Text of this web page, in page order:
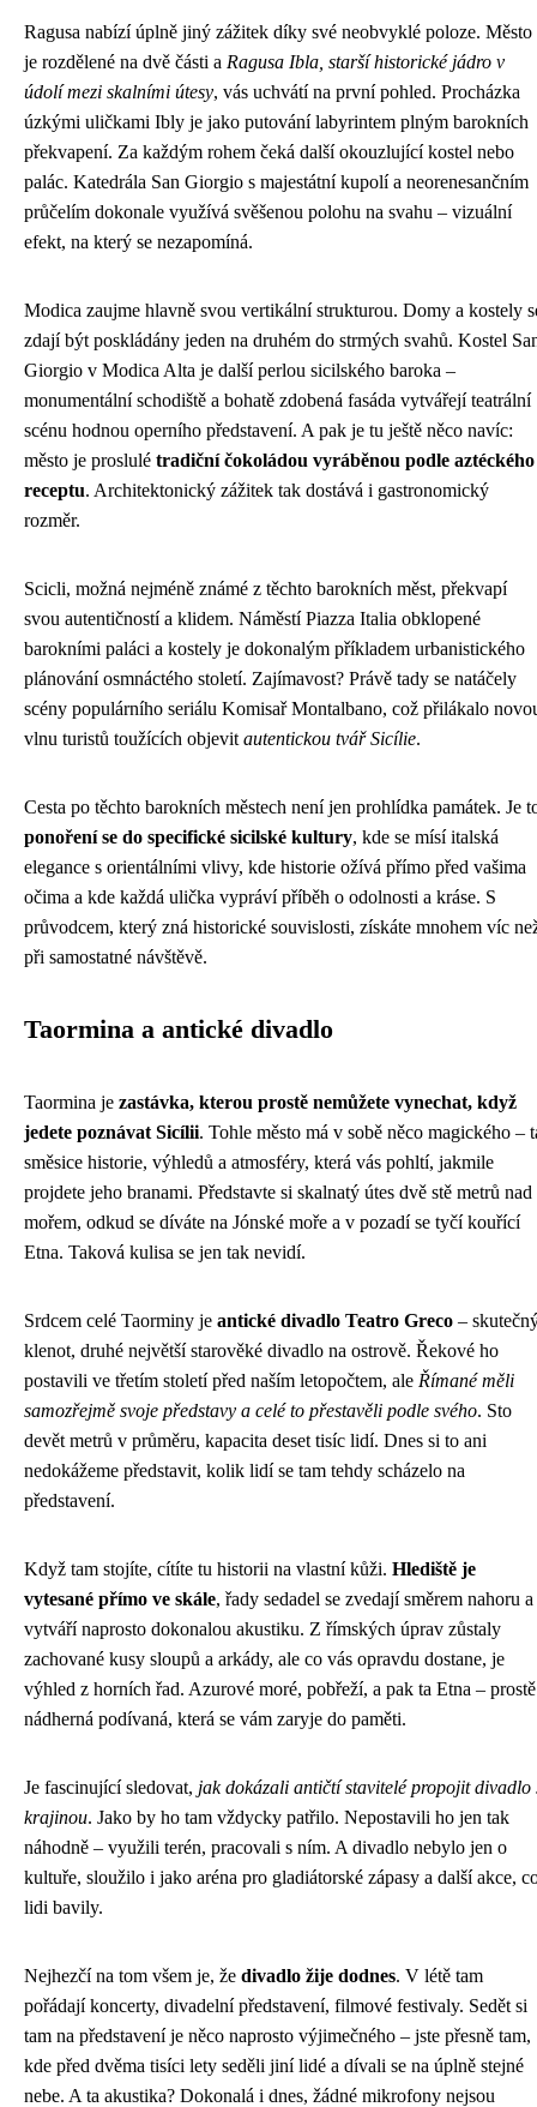
Ragusa nabízí úplně jiný zážitek díky své neobvyklé poloze. Město
je rozdělené na dvě části a Ragusa Ibla, starší historické jádro v
údolí mezi skalními útesy, vás uchvátí na první pohled. Procházka
úzkými uličkami Ibly je jako putování labyrintem plným barokních
překvapení. Za každým rohem čeká další okouzlující kostel nebo
palác. Katedrála San Giorgio s majestátní kupolí a neorenesančním
průčelím dokonale využívá svěšenou polohu na svahu – vizuální
efekt, na který se nezapomíná.
Modica zaujme hlavně svou vertikální strukturou. Domy a kostely
zdají být poskládány jeden na druhém do strmých svahů. Kostel
Giorgio v Modica Alta je další perlou sicilského baroka –
monumentální schodiště a bohatě zdobená fasáda vytvářejí teatrální
scénu hodnou operního představení. A pak je tu ještě něco navíc:
město je proslulé tradiční čokoládou vyráběnou podle aztéckého
receptu. Architektonický zážitek tak dostává i gastronomický
rozměr.
Scicli, možná nejméně známé z těchto barokních měst, překvapí
svou autentičností a klidem. Náměstí Piazza Italia obklopené
barokními paláci a kostely je dokonalým příkladem urbanistického
plánování osmnáctého století. Zajímavost? Právě tady se natáčely
scény populárního seriálu Komisař Montalbano, což přilákalo
vlnu turistů toužících objevit autentickou tvář Sicílie.
Cesta po těchto barokních městech není jen prohlídka památek. Je
ponoření se do specifické sicilské kultury, kde se mísí italská
elegance s orientálními vlivy, kde historie ožívá přímo před vašima
očima a kde každá ulička vypráví příběh o odolnosti a kráse. S
průvodcem, který zná historické souvislosti, získáte mnohem víc
při samostatné návštěvě.
Taormina a antické divadlo
Taormina je zastávka, kterou prostě nemůžete vynechat, když
jedete poznávat Sicílii. Tohle město má v sobě něco magického –
směsice historie, výhledů a atmosféry, která vás pohltí, jakmile
projdete jeho branami. Představte si skalnatý útes dvě stě metrů nad
mořem, odkud se díváte na Jónské moře a v pozadí se tyčí kouřící
Etna. Taková kulisa se jen tak nevidí.
Srdcem celé Taorminy je antické divadlo Teatro Greco –
klenot, druhé největší starověké divadlo na ostrově. Řekové ho
postavili ve třetím století před naším letopočtem, ale Římané měli
samozřejmě svoje představy a celé to přestavěli podle svého. Sto
devět metrů v průměru, kapacita deset tisíc lidí. Dnes si to ani
nedokážeme představit, kolik lidí se tam tehdy scházelo na
představení.
Když tam stojíte, cítíte tu historii na vlastní kůži. Hlediště je
vytesané přímo ve skále, řady sedadel se zvedají směrem nahoru a
vytváří naprosto dokonalou akustiku. Z římských úprav zůstaly
zachované kusy sloupů a arkády, ale co vás opravdu dostane, je
výhled z horních řad. Azurové moré, pobřeží, a pak ta Etna – prostě
nádherná podívaná, která se vám zaryje do paměti.
Je fascinující sledovat, jak dokázali antičtí stavitelé propojit divadlo
krajinou. Jako by ho tam vždycky patřilo. Nepostavili ho jen tak
náhodně – využili terén, pracovali s ním. A divadlo nebylo jen o
kultuře, sloužilo i jako aréna pro gladiátorské zápasy a další akce,
lidi bavily.
Nejhezčí na tom všem je, že divadlo žije dodnes. V létě tam
pořádají koncerty, divadelní představení, filmové festivaly. Sedět si
tam na představení je něco naprosto výjimečného – jste přesně tam,
kde před dvěma tisíci lety seděli jiní lidé a dívali se na úplně stejné
nebe. A ta akustika? Dokonalá i dnes, žádné mikrofony nejsou